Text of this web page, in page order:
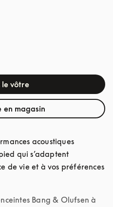
le vôtre
en magasin
acoustiques
qui s’adaptent
de vie et à vos préférences
Bang & Olufsen à